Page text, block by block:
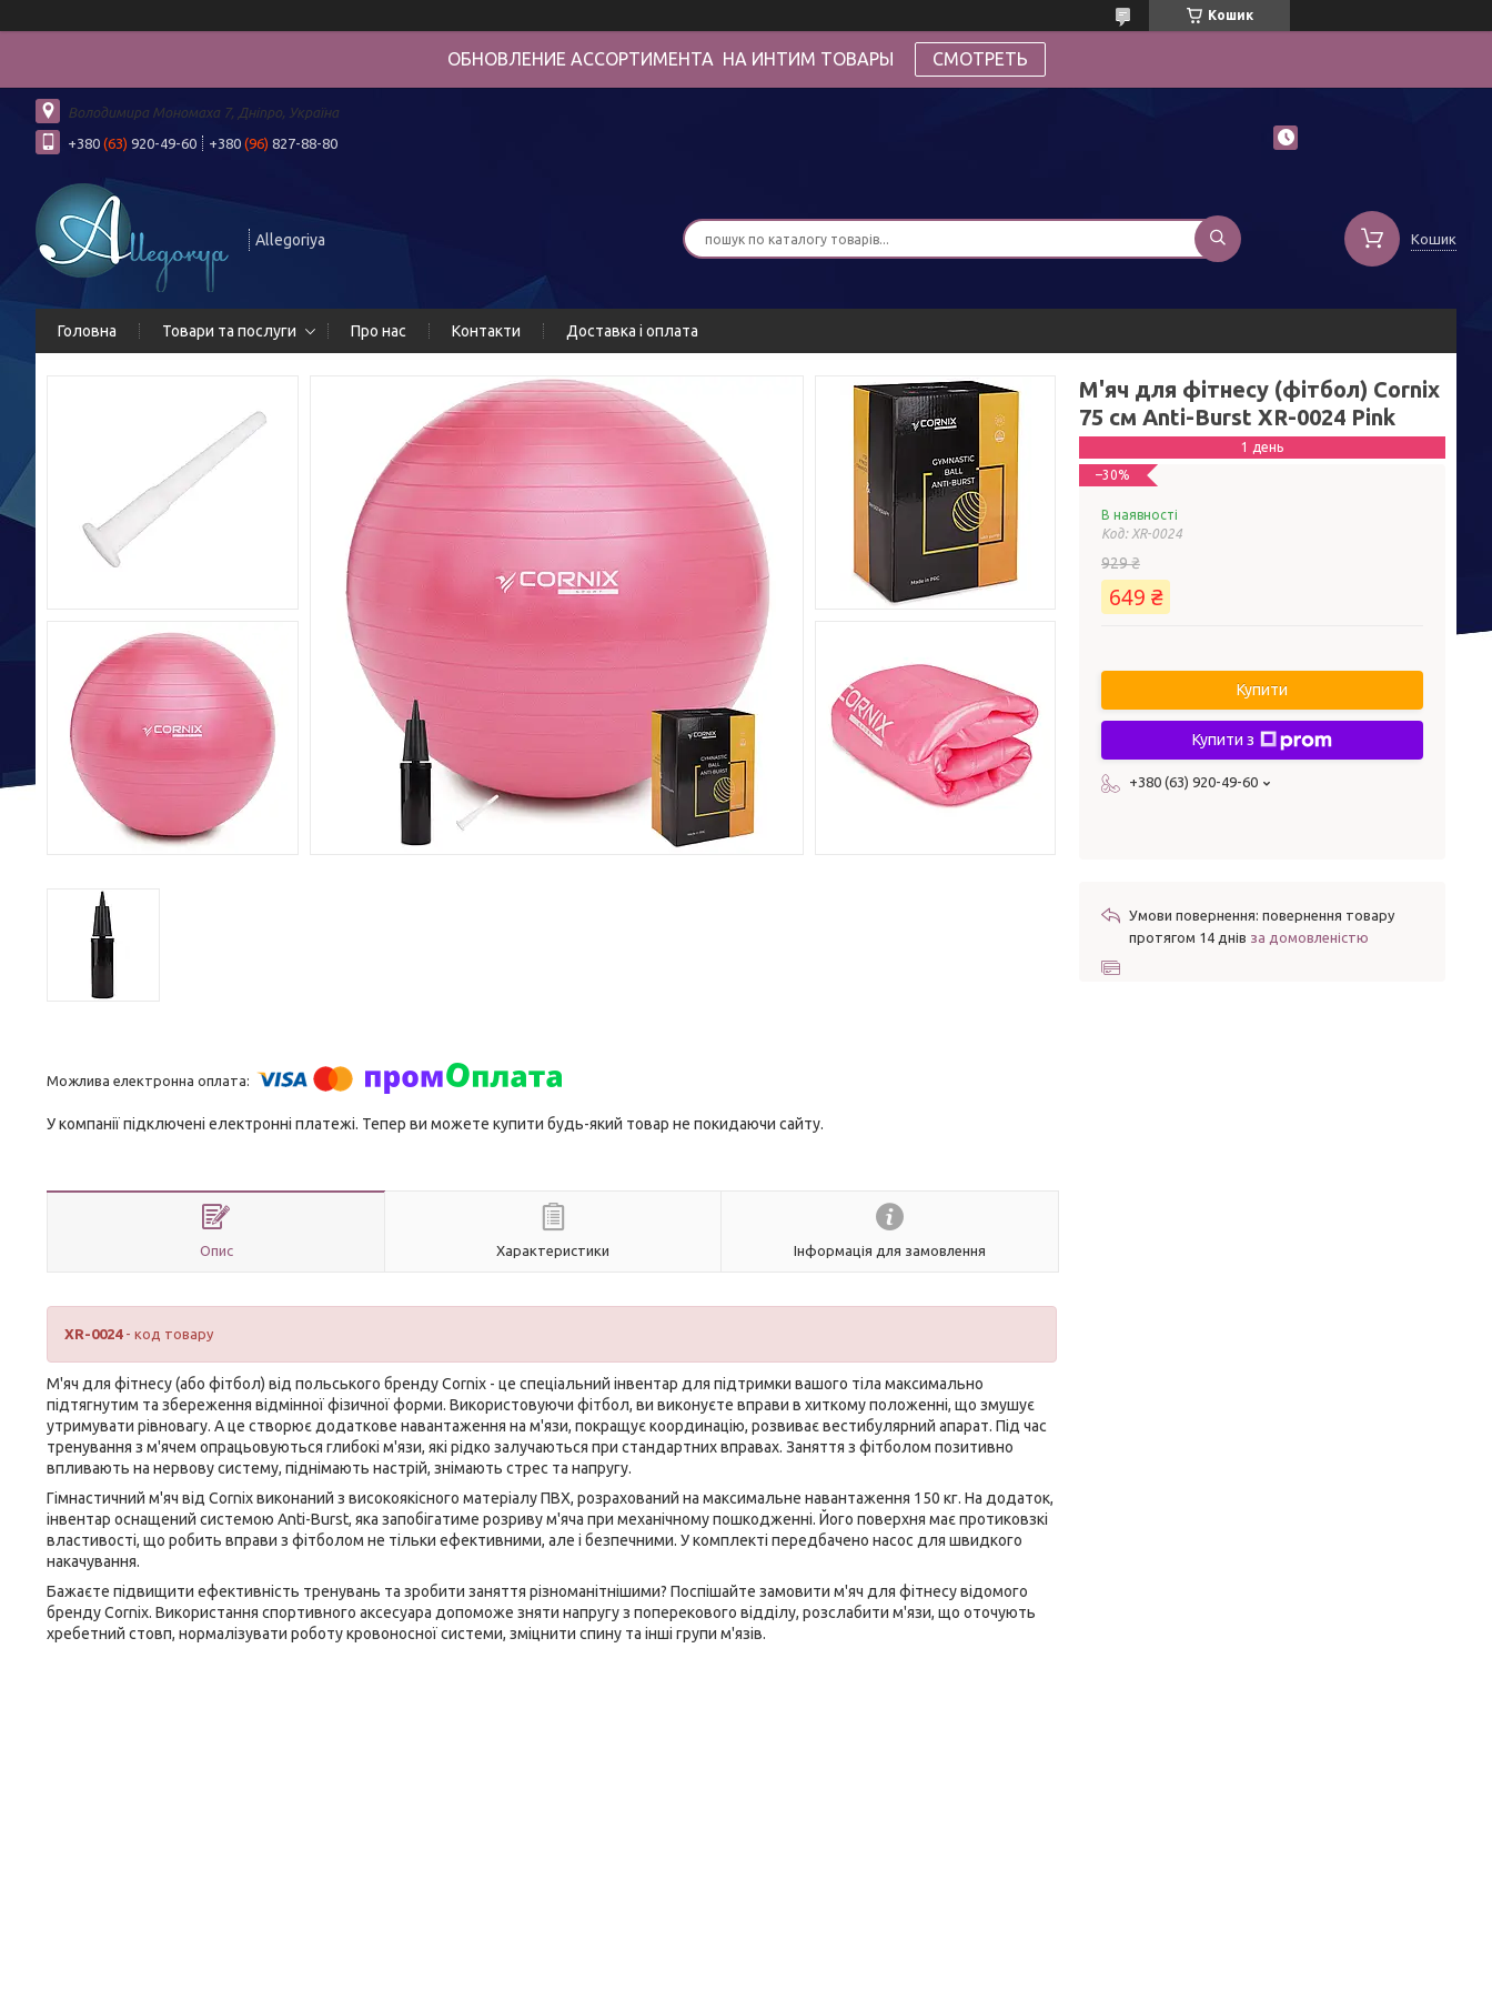
Кошик
ОБНОВЛЕНИЕ АССОРТИМЕНТА НА ИНТИМ ТОВАРЫ СМОТРЕТЬ
Володимира Мономаха 7, Дніпро, Україна
+380 (63) 920-49-60 +380 (96) 827-88-80
Allegoriya Кошик
Головна Товари та послуги Про нас Контакти Доставка і оплата
У компанії підключені електронні платежі. Тепер ви можете купити будь-який товар не покидаючи сайту.
Опис Характеристики Інформація для замовлення
XR-0024- код товару
М'яч для фітнесу (або фітбол) від польського брендуCornix - це спеціальний інвентар для підтримки вашого тіла максимально
підтягнутим та збереження відмінної фізичної форми. Використовуючи фітбол, ви виконуєте вправи в хиткому положенні, що змушує
утримувати рівновагу. А це створює додаткове навантаження на м'язи, покращує координацію, розвиває вестибулярний апарат. Під час
тренування з м'ячем опрацьовуються глибокі м'язи, які рідко залучаються при стандартних вправах. Заняття з фітболом позитивно
впливають на нервову систему, піднімають настрій, знімають стрес та напругу.
Гімнастичний м'яч від Cornixвиконаний з високоякісного матеріалу ПВХ, розрахований на максимальне навантаження 150 кг. На додаток,
інвентар оснащений системою Anti-Burst, яка запобігатиме розриву м'яча при механічному пошкодженні. Його поверхня має протиковзкі
властивості, що робить вправи з фітболом не тільки ефективними, але і безпечними. У комплекті передбачено насос для швидкого
накачування.
Бажаєте підвищити ефективність тренувань та зробити заняття різноманітнішими? Поспішайте замовити м'яч для фітнесу відомого
брендуCornix. Використання спортивного аксесуара допоможе зняти напругу з поперекового відділу, розслабити м'язи, що оточують
хребетний стовп, нормалізувати роботу кровоносної системи, зміцнити спину та інші групи м'язів.
М'яч для фітнесу (фітбол) Cornix
75 см Anti-Burst XR-0024 Pink
1 день
–30%
В наявності
Код: XR-0024
929 ₴
649 ₴
Купити
Купити з
+380 (63) 920-49-60
повернення товару
протягом 14 днів за домовленістю